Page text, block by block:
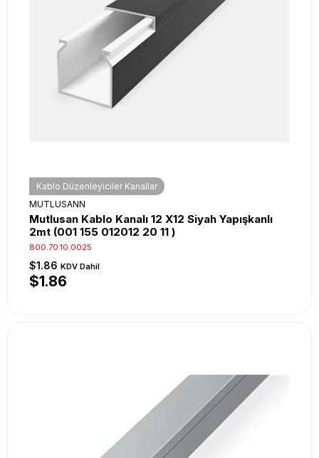
Kablo Düzenleyiciler Kanallar
MUTLUSANN
Mutlusan Kablo Kanalı 12 X12 Siyah Yapışkanlı
2mt (001 155 012012 20 11 )
800.70.10.0025
$1.86 KDV Dahil
$1.86